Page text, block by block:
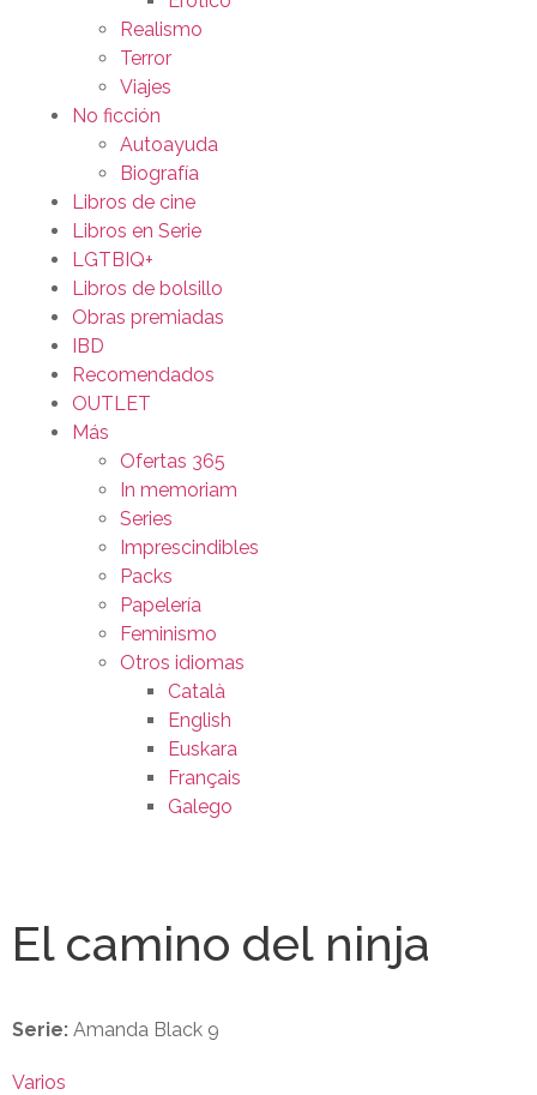
Realismo
Terror
Viajes
No ficción
Autoayuda
Biografía
Libros de cine
Libros en Serie
LGTBIQ+
Libros de bolsillo
Obras premiadas
IBD
Recomendados
OUTLET
Más
Ofertas 365
In memoriam
Series
Imprescindibles
Packs
Papelería
Feminismo
Otros idiomas
Català
English
Euskara
Français
Galego
El camino del ninja
Serie: Amanda Black 9
Varios